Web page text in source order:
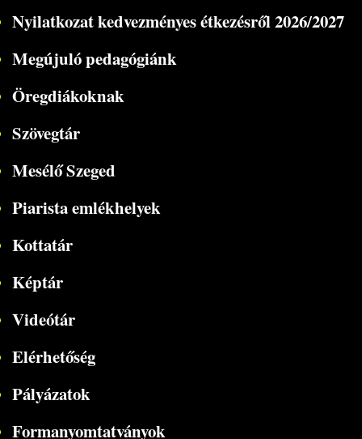
Nyilatkozat kedvezményes étkezésről 2026/2027
Megújuló pedagógiánk
Öregdiákoknak
Szövegtár
Mesélő Szeged
Piarista emlékhelyek
Kottatár
Képtár
Videótár
Elérhetőség
Pályázatok
Formanyomtatványok